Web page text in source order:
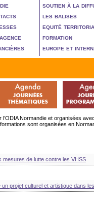
soutien à la
les balises
equité
formation
europe et
Normandie et organisées
sont organisées en
mesures de lutte contre les VHSS
projet culturel et artistique dans